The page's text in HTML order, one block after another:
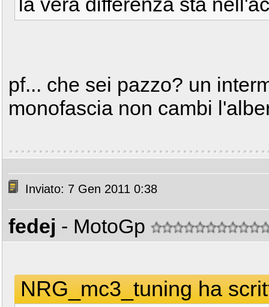
pf... che sei pazzo? un
monofascia non cambi
Inviato: 7 Gen 2011 0:38
fedej - MotoGp
NRG_mc3_tuning ha